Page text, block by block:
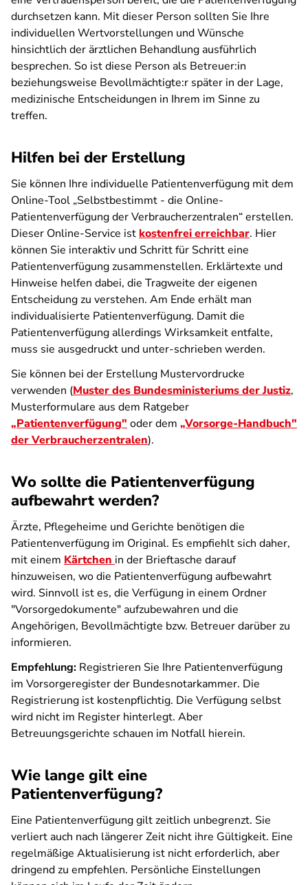
durchsetzen kann. Mit dieser Person sollten Sie Ihre
individuellen Wertvorstellungen und Wünsche
hinsichtlich der ärztlichen Behandlung ausführlich
besprechen. So ist diese Person als Betreuer:in
beziehungsweise Bevollmächtigte:r später in der Lage,
medizinische Entscheidungen in Ihrem im Sinne zu
treffen.
Hilfen bei der Erstellung
Sie können Ihre individuelle Patientenverfügung mit dem
Online-Tool „Selbstbestimmt - die Online-
Patientenverfügung der Verbraucherzentralen“ erstellen.
Dieser Online-Service ist kostenfrei erreichbar. Hier
können Sie interaktiv und Schritt für Schritt eine
Patientenverfügung zusammenstellen. Erklärtexte und
Hinweise helfen dabei, die Tragweite der eigenen
Entscheidung zu verstehen. Am Ende erhält man
individualisierte Patientenverfügung. Damit die
Patientenverfügung allerdings Wirksamkeit entfalte,
muss sie ausgedruckt und unter-schrieben werden.
Sie können bei der Erstellung Mustervordrucke
verwenden (Muster des Bundesministeriums der Justiz,
Musterformulare aus dem Ratgeber
„Patientenverfügung" oder dem „Vorsorge-Handbuch"
der Verbraucherzentralen).
Wo sollte die Patientenverfügung
aufbewahrt werden?
Ärzte, Pflegeheime und Gerichte benötigen die
Patientenverfügung im Original. Es empfiehlt sich daher,
mit einem Kärtchen in der Brieftasche darauf
hinzuweisen, wo die Patientenverfügung aufbewahrt
wird. Sinnvoll ist es, die Verfügung in einem Ordner
"Vorsorgedokumente" aufzubewahren und die
Angehörigen, Bevollmächtigte bzw. Betreuer darüber zu
informieren.
Empfehlung: Registrieren Sie Ihre Patientenverfügung
im Vorsorgeregister der Bundesnotarkammer. Die
Registrierung ist kostenpflichtig. Die Verfügung selbst
wird nicht im Register hinterlegt. Aber
Betreuungsgerichte schauen im Notfall hierein.
Wie lange gilt eine
Patientenverfügung?
Eine Patientenverfügung gilt zeitlich unbegrenzt. Sie
verliert auch nach längerer Zeit nicht ihre Gültigkeit. Eine
regelmäßige Aktualisierung ist nicht erforderlich, aber
dringend zu empfehlen. Persönliche Einstellungen